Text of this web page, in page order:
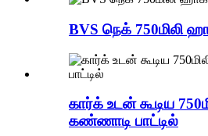
BVS நெக் 750மிலி
கார்க் உடன் கூடிய
கண்ணாடி பாட்டில்